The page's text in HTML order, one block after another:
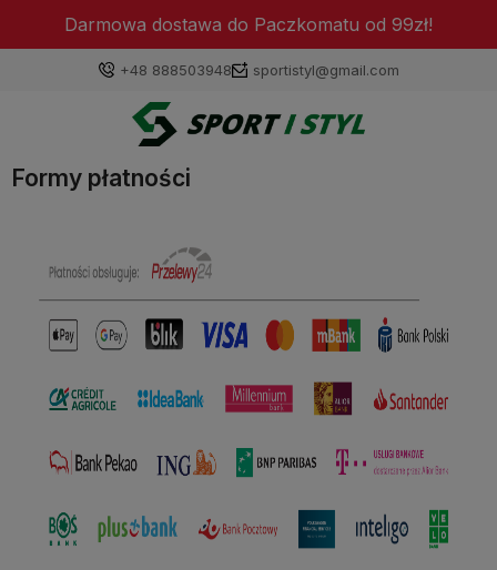
Darmowa dostawa do Paczkomatu od 99zł!
+48 888503948 sportistyl@gmail.com
Formy płatności